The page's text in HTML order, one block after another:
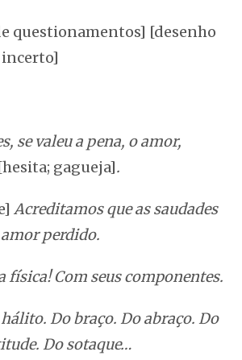
questionamentos] [desenho
se valeu a pena, o amor,
gagueja].
Acreditamos que as saudades
perdido.
física! Com seus componentes.
Do braço. Do abraço. Do
Do sotaque…